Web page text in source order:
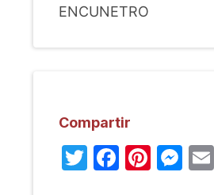
ENCUNETRO
Compartir
Twitter